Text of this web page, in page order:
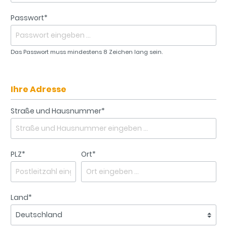
Passwort*
Das Passwort muss mindestens 8 Zeichen lang sein.
Ihre Adresse
Straße und Hausnummer*
PLZ* Ort*
Land*